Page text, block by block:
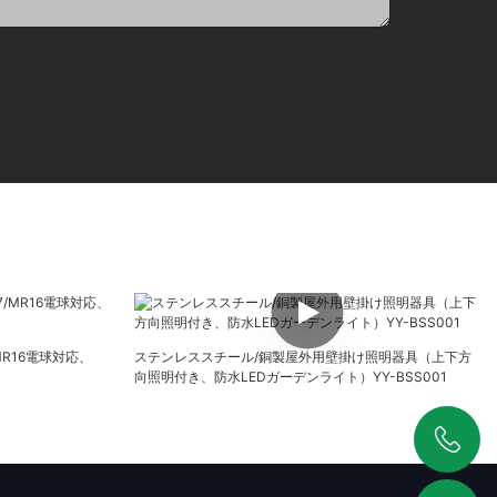
電球対応、
ステンレススチール/銅製屋外用壁掛け照明器具（上下方
向照明付き、防水LEDガーデンライト）YY-BSS001